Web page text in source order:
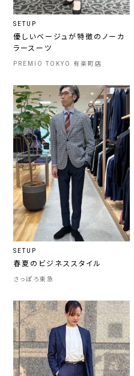
SETUP
優しいベージュが特徴のノーカ
ラースーツ
PREMIO TOKYO 有楽町店
SETUP
春夏のビジネススタイル
さっぽろ東急